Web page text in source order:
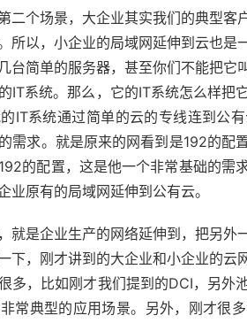
二个场景，大企业其实我们的典型客
所以，小企业的局域网延伸到云也是
台简单的服务器，甚至你们不能把它
IT系统。那么，它的IT系统怎么样把
IT系统通过简单的云的专线连到公
需求。就是原来的网看到是192的配
的配置，这是他一个非常基础的需
业原有的局域网延伸到公有云。
就是企业生产的网络延伸到，把另外
下，刚才讲到的大企业和小企业的云
多，比如刚才我们提到的DCI，另外
常典型的应用场景。另外，刚才很